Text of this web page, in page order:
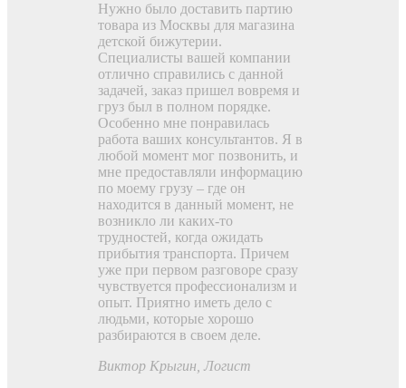
Нужно было доставить партию
товара из Москвы для магазина
детской бижутерии.
Специалисты вашей компании
отлично справились с данной
задачей, заказ пришел вовремя и
груз был в полном порядке.
Особенно мне понравилась
работа ваших консультантов. Я в
любой момент мог позвонить, и
мне предоставляли информацию
по моему грузу – где он
находится в данный момент, не
возникло ли каких-то
трудностей, когда ожидать
прибытия транспорта. Причем
уже при первом разговоре сразу
чувствуется профессионализм и
опыт. Приятно иметь дело с
людьми, которые хорошо
разбираются в своем деле.
Виктор Крыгин , Логист